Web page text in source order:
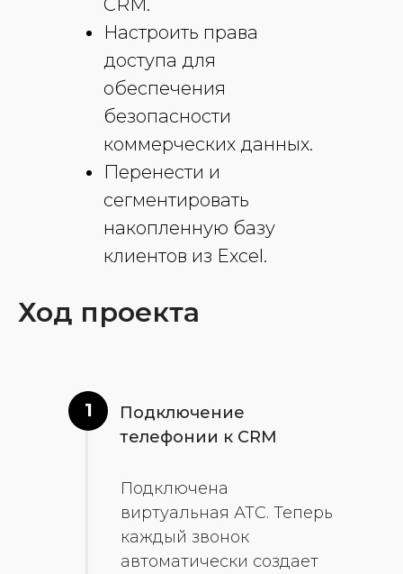
CRM.
Настроить права
доступа для
обеспечения
безопасности
коммерческих данных.
Перенести и
сегментировать
накопленную базу
клиентов из Excel.
Ход проекта
1
Подключение
телефонии к CRM
Подключена
виртуальная АТС. Теперь
каждый звонок
автоматически создает